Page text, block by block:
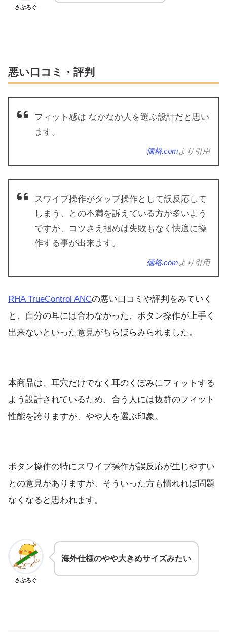
さぶろぐ
悪い口コミ・評判
フィット感は なかなか人を選ぶ設計だと思い
ます。
価格.com より引用
スワイプ操作がタップ操作として誤反応して
しまう、との不満を訴えている方が多いよう
ですが、コツさえ掴めば失敗もなく快適に操
作する事が出来ます。
価格.com より引用
RHA TrueControl ANCの悪い口コミや評判をみていく
と、自分の耳には合わなかった、ボタン操作が上手く
出来ないといった意見がちらほらみられました。
本商品は、耳穴だけでなく耳のくぼみにフィットする
よう設計されているため、合う人には抜群のフィット
性能を誇りますが、やや人を選ぶ印象。
ボタン操作の特にスワイプ操作が誤反応が生じやすい
との意見がありますが、そういった方も慣れれば問題
なくなると思われます。
さぶろぐ
海外仕様のやや大きめサイズみたい